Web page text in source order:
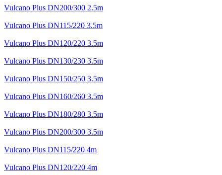
Vulcano Plus DN200/300 2.5m
Vulcano Plus DN115/220 3.5m
Vulcano Plus DN120/220 3.5m
Vulcano Plus DN130/230 3.5m
Vulcano Plus DN150/250 3.5m
Vulcano Plus DN160/260 3.5m
Vulcano Plus DN180/280 3.5m
Vulcano Plus DN200/300 3.5m
Vulcano Plus DN115/220 4m
Vulcano Plus DN120/220 4m